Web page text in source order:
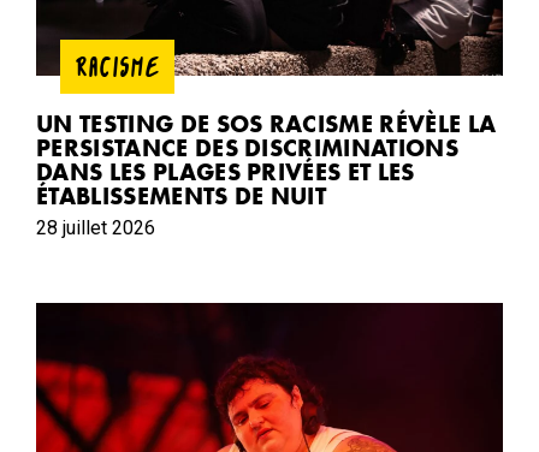
RACISME
UN TESTING DE SOS RACISME RÉVÈLE LA
PERSISTANCE DES DISCRIMINATIONS
DANS LES PLAGES PRIVÉES ET LES
ÉTABLISSEMENTS DE NUIT
28 juillet 2026